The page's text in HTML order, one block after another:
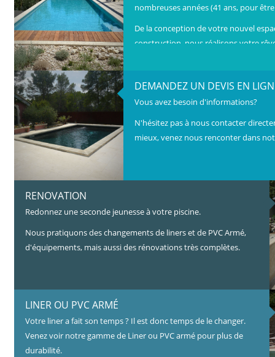
nombreuses années (41 ans, pour
De la conception de votre nouvel
construction, nous réalisons votre
DEMANDEZ UN DEVIS EN
Vous avez besoin d'informations?
N'hésitez pas à nous contacter
mieux, venez nous renconter dans
RENOVATION
Redonnez une seconde jeunesse à votre piscine.
Nous pratiquons des changements de liners et de PVC Armé,
d'équipements, mais aussi des rénovations très complètes.
LINER OU PVC ARMÉ
Votre liner a fait son temps ? Il est donc temps de le changer.
Venez voir notre gamme de Liner ou PVC armé pour plus de
durabilité.